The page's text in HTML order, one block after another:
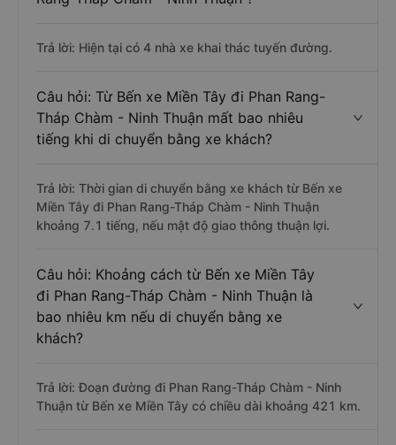
Trả lời: Hiện tại có 4 nhà xe khai thác tuyến đường.
Câu hỏi: Từ Bến xe Miền Tây đi Phan Rang-
Tháp Chàm - Ninh Thuận mất bao nhiêu
tiếng khi di chuyển bằng xe khách?
Trả lời: Thời gian di chuyển bằng xe khách từ Bến xe
Miền Tây đi Phan Rang-Tháp Chàm - Ninh Thuận
khoảng 7.1 tiếng, nếu mật độ giao thông thuận lợi.
Câu hỏi: Khoảng cách từ Bến xe Miền Tây
đi Phan Rang-Tháp Chàm - Ninh Thuận là
bao nhiêu km nếu di chuyển bằng xe
khách?
Trả lời: Đoạn đường đi Phan Rang-Tháp Chàm - Ninh
Thuận từ Bến xe Miền Tây có chiều dài khoảng 421 km.